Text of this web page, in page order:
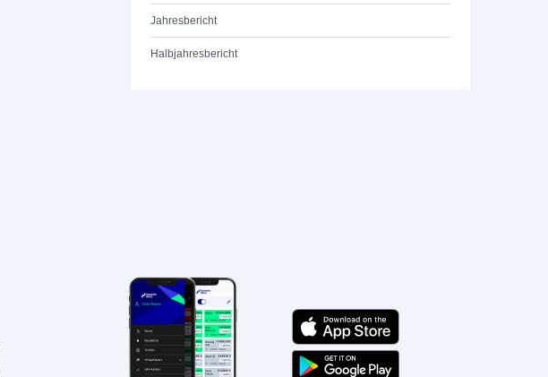
Jahresbericht
Halbjahresbericht